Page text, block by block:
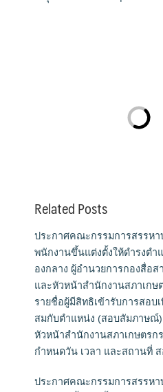
Related Posts
ประกาศคณะกรรมการสรรหา
พนักงานขึ้นแต่งตั้งให้ดำรงตำ
องกลาง ผู้อำนวยการกองสื่อส
และหัวหน้าสำนักงานสภาเกษ
รายชื่อผู้มีสิทธิเข้ารับการสอบ
สมกับตำแหน่ง (สอบสัมภาษณ์
หัวหน้าสำนักงานสภาเกษตรก
กำหนดวัน เวลา และสถานที่
ประกาศคณะกรรมการสรรหา